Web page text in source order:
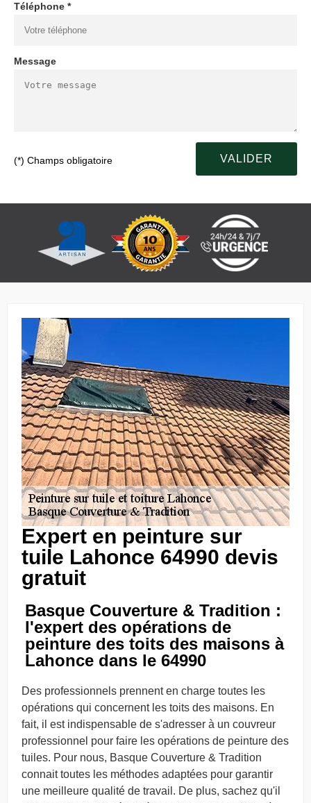
Téléphone *
Message
(*) Champs obligatoire
Expert en peinture sur
tuile Lahonce 64990 devis
gratuit
Basque Couverture & Tradition :
l'expert des opérations de
peinture des toits des maisons à
Lahonce dans le 64990
Des professionnels prennent en charge toutes les
opérations qui concernent les toits des maisons. En
fait, il est indispensable de s'adresser à un couvreur
professionnel pour faire les opérations de peinture des
tuiles. Pour nous, Basque Couverture & Tradition
connait toutes les méthodes adaptées pour garantir
une meilleure qualité de travail. De plus, sachez qu'il